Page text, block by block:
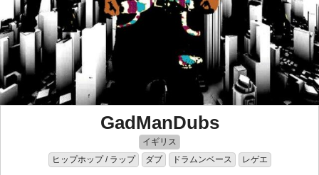
GadManDubs
イギリス
ヒップホップ / ラップ
ダブ ドラムンベース レゲエ